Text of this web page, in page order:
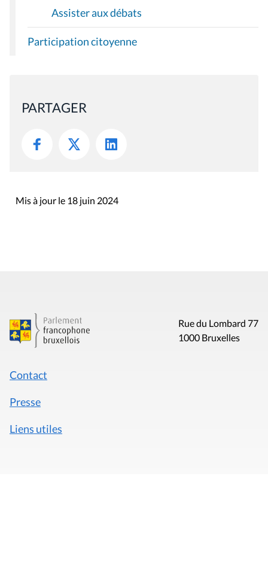
Assister aux débats
Participation citoyenne
PARTAGER
Mis à jour le 18 juin 2024
Rue du Lombard 77
1000 Bruxelles
Contact
Presse
Liens utiles